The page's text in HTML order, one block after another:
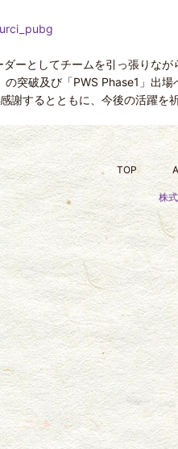
ーとしてチームを引っ張りな
の突破及び「PWS Phase1」出
謝するとともに、今後の活躍を
TOP
株